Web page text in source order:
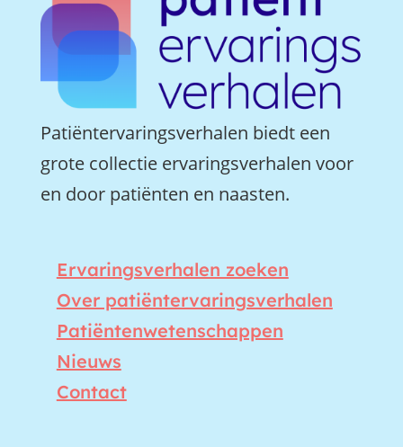
Patiëntervaringsverhalen biedt een
grote collectie ervaringsverhalen voor
en door patiënten en naasten.
Ervaringsverhalen zoeken
Over patiëntervaringsverhalen
Patiëntenwetenschappen
Nieuws
Contact